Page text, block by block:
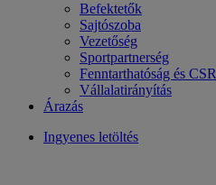
Befektetők
Sajtószoba
Vezetőség
Sportpartnerség
Fenntarthatóság és CSR
Vállalatirányítás
Árazás
Ingyenes letöltés